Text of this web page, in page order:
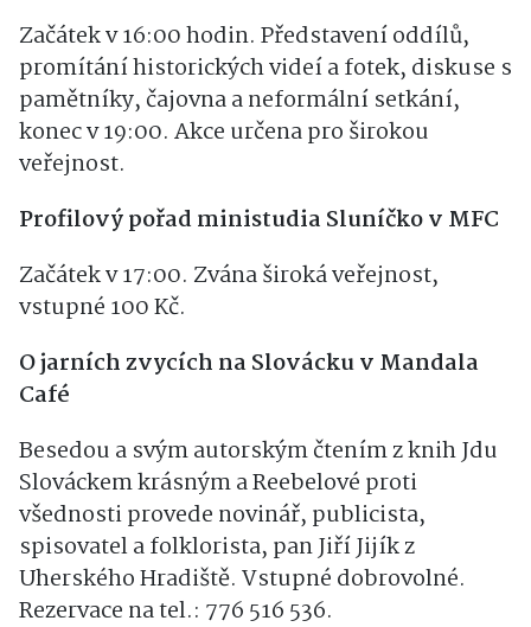
Začátek v 16:00 hodin. Představení oddílů,
promítání historických videí a fotek, diskuse s
pamětníky, čajovna a neformální setkání,
konec v 19:00. Akce určena pro širokou
veřejnost.
Profilový pořad ministudia Sluníčko v MFC
Začátek v 17:00. Zvána široká veřejnost,
vstupné 100 Kč.
O jarních zvycích na Slovácku v Mandala
Café
Besedou a svým autorským čtením z knih Jdu
Slováckem krásným a Reebelové proti
všednosti provede novinář, publicista,
spisovatel a folklorista, pan Jiří Jijík z
Uherského Hradiště. Vstupné dobrovolné.
Rezervace na tel.: 776 516 536.